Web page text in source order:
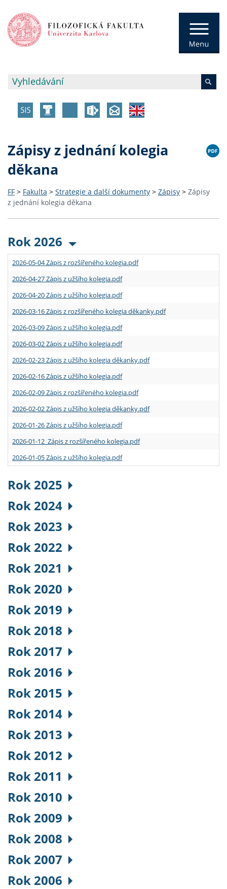
Zápisy z jednání kolegia
děkana
FF > Fakulta > Strategie a další dokumenty > Zápisy > Zápisy
z jednání kolegia děkana
Rok 2026
2026-05-04 Zápis z rozšířeného kolegia.pdf
2026-04-27 Zápis z užšího kolegia.pdf
2026-04-20 Zápis z užšího kolegia.pdf
2026-03-16 Zápis z rozšířeného kolegia děkanky.pdf
2026-03-09 Zápis z užšího kolegia.pdf
2026-03-02 Zápis z užšího kolegia.pdf
2026-02-23 Zápis z užšího kolegia děkanky.pdf
2026-02-16 Zápis z užšího kolegia.pdf
2026-02-09 Zápis z rozšířeného kolegia.pdf
2026-02-02 Zápis z užšího kolegia děkanky.pdf
2026-01-26 Zápis z užšího kolegia.pdf
2026-01-12 Zápis z rozšířeného kolegia.pdf
2026-01-05 Zápis z užšího kolegia.pdf
Rok 2025
Rok 2024
Rok 2023
Rok 2022
Rok 2021
Rok 2020
Rok 2019
Rok 2018
Rok 2017
Rok 2016
Rok 2015
Rok 2014
Rok 2013
Rok 2012
Rok 2011
Rok 2010
Rok 2009
Rok 2008
Rok 2007
Rok 2006